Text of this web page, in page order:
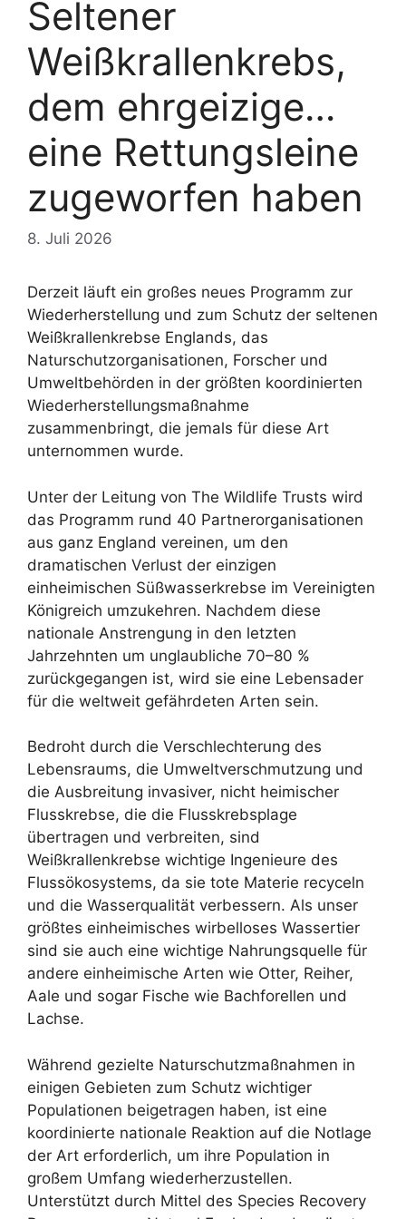
Seltener
Weißkrallenkrebs,
dem ehrgeizige…
eine Rettungsleine
zugeworfen haben
8. Juli 2026
Derzeit läuft ein großes neues Programm zur
Wiederherstellung und zum Schutz der seltenen
Weißkrallenkrebse Englands, das
Naturschutzorganisationen, Forscher und
Umweltbehörden in der größten koordinierten
Wiederherstellungsmaßnahme
zusammenbringt, die jemals für diese Art
unternommen wurde.
Unter der Leitung von The Wildlife Trusts wird
das Programm rund 40 Partnerorganisationen
aus ganz England vereinen, um den
dramatischen Verlust der einzigen
einheimischen Süßwasserkrebse im Vereinigten
Königreich umzukehren. Nachdem diese
nationale Anstrengung in den letzten
Jahrzehnten um unglaubliche 70–80 %
zurückgegangen ist, wird sie eine Lebensader
für die weltweit gefährdeten Arten sein.
Bedroht durch die Verschlechterung des
Lebensraums, die Umweltverschmutzung und
die Ausbreitung invasiver, nicht heimischer
Flusskrebse, die die Flusskrebsplage
übertragen und verbreiten, sind
Weißkrallenkrebse wichtige Ingenieure des
Flussökosystems, da sie tote Materie recyceln
und die Wasserqualität verbessern. Als unser
größtes einheimisches wirbelloses Wassertier
sind sie auch eine wichtige Nahrungsquelle für
andere einheimische Arten wie Otter, Reiher,
Aale und sogar Fische wie Bachforellen und
Lachse.
Während gezielte Naturschutzmaßnahmen in
einigen Gebieten zum Schutz wichtiger
Populationen beigetragen haben, ist eine
koordinierte nationale Reaktion auf die Notlage
der Art erforderlich, um ihre Population in
großem Umfang wiederherzustellen.
Unterstützt durch Mittel des Species Recovery